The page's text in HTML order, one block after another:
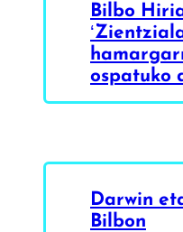
Bilbo
ospatuko
Darwin
Bilbon